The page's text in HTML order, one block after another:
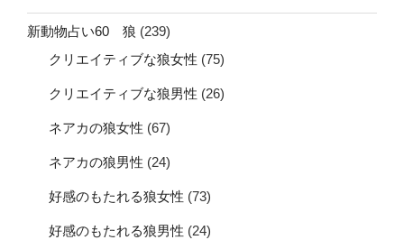
新動物占い60 狼 (239)
クリエイティブな狼女性 (75)
クリエイティブな狼男性 (26)
ネアカの狼女性 (67)
ネアカの狼男性 (24)
好感のもたれる狼女性 (73)
好感のもたれる狼男性 (24)